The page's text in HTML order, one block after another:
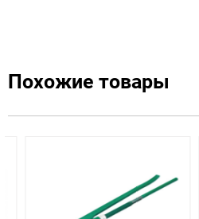
Похожие товары